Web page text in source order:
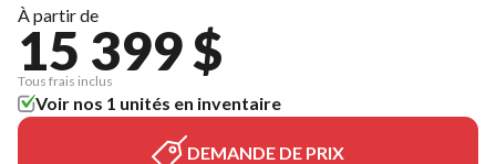
À partir de
15 399 $
Tous frais inclus
Voir nos 1 unités en inventaire
DEMANDE DE PRIX